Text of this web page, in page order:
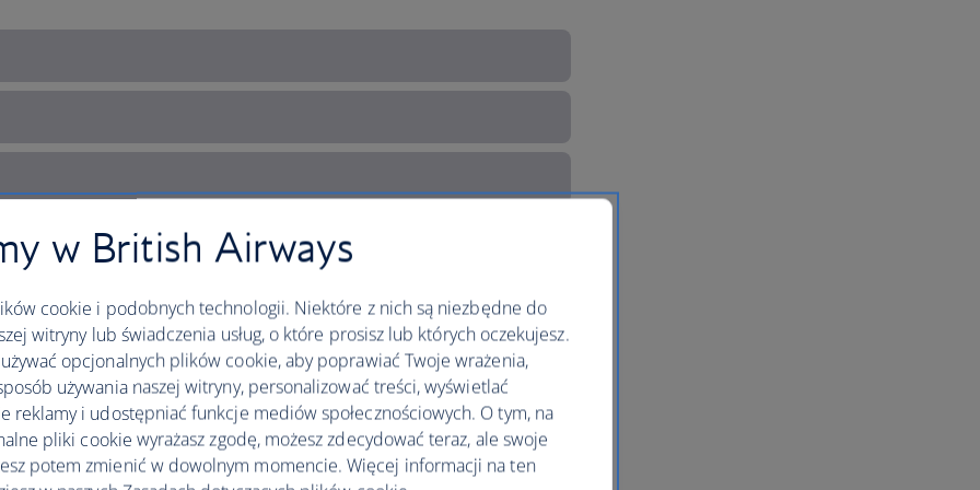
w British Airways
cookie i podobnych technologii. Niektóre z nich są niezbędne do
witryny lub świadczenia usług, o które prosisz lub których oczekujesz.
opcjonalnych plików cookie, aby poprawiać Twoje wrażenia,
używania naszej witryny, personalizować treści, wyświetlać
reklamy i udostępniać funkcje mediów społecznościowych. O tym, na
pliki cookie wyrażasz zgodę, możesz zdecydować teraz, ale swoje
potem zmienić w dowolnym momencie. Więcej informacji na ten